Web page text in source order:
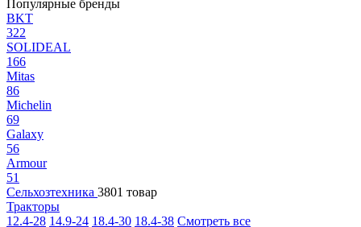
Популярные бренды
BKT
322
SOLIDEAL
166
Mitas
86
Michelin
69
Galaxy
56
Armour
51
Сельхозтехника 3801 товар
Тракторы
12.4-28 14.9-24 18.4-30 18.4-38 Смотреть все